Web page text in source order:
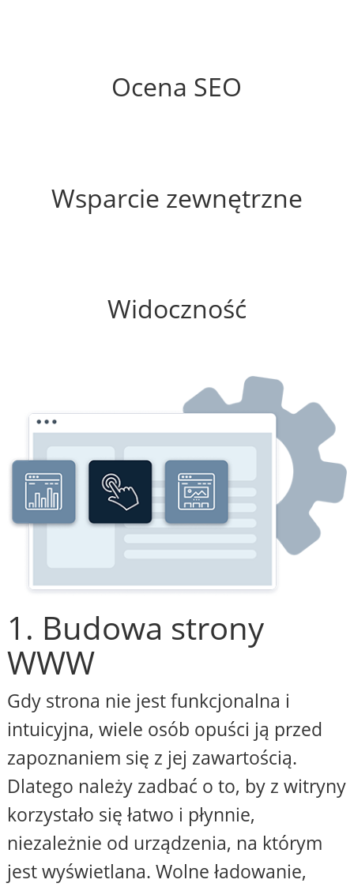
Ocena SEO
Wsparcie zewnętrzne
Widoczność
1. Budowa strony
WWW
Gdy strona nie jest funkcjonalna i
intuicyjna, wiele osób opuści ją przed
zapoznaniem się z jej zawartością.
Dlatego należy zadbać o to, by z witryny
korzystało się łatwo i płynnie,
niezależnie od urządzenia, na którym
jest wyświetlana. Wolne ładowanie,